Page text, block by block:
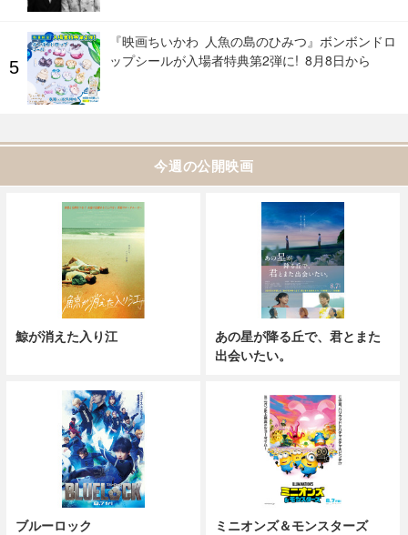
『映画ちいかわ 人魚の島のひみつ』ボンボンドロ
ップシールが入場者特典第2弾に! 8月8日から
今週の公開映画
鯨が消えた入り江
あの星が降る丘で、君とまた
出会いたい。
ブルーロック ミニオンズ＆モンスターズ